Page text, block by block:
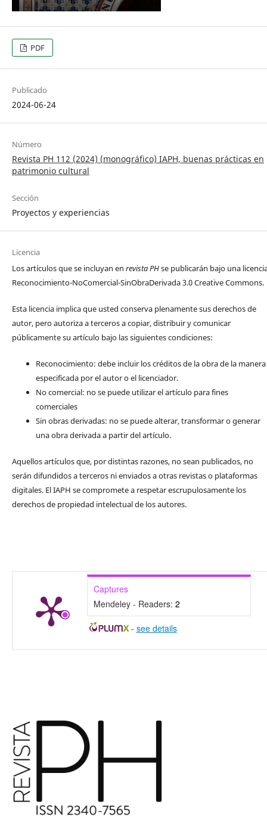
PDF
Publicado
2024-06-24
Número
Revista PH 112 (2024) (monográfico) IAPH, buenas prácticas en
patrimonio cultural
Sección
Proyectos y experiencias
Licencia
Los artículos que se incluyan en revista PHse publicarán bajo una
Reconocimiento-NoComercial-SinObraDerivada 3.0 Creative Commons.
Esta licencia implica que usted conserva plenamente sus derechos de
autor, pero autoriza a terceros a copiar, distribuir y comunicar
públicamente su artículo bajo las siguientes condiciones:
Reconocimiento: debe incluir los créditos de la obra de la manera
especificada por el autor o el licenciador.
No comercial: no se puede utilizar el artículo para fines
comerciales
Sin obras derivadas: no se puede alterar, transformar o generar
una obra derivada a partir del artículo.
Aquellos artículos que, por distintas razones, no sean publicados, no
serán difundidos a terceros ni enviados a otras revistas o plataformas
digitales. El IAPH se compromete a respetar escrupulosamente los
derechos de propiedad intelectual de los autores.
Captures
Mendeley - Readers: 2
- see details